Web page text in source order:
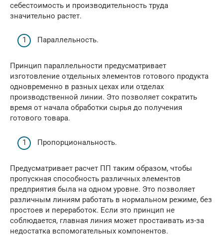
себестоимость и производительность труда
значительно растет.
Параллельность.
Принцип параллельности предусматривает
изготовление отдельных элементов готового продукта
одновременно в разных цехах или отделах
производственной линии. Это позволяет сократить
время от начала обработки сырья до получения
готового товара.
Пропорциональность.
Предусматривает расчет ПП таким образом, чтобы
пропускная способность различных элементов
предприятия была на одном уровне. Это позволяет
различным линиям работать в нормальном режиме, без
простоев и переработок. Если это принцип не
соблюдается, главная линия может простаивать из-за
недостатка вспомогательных компонентов.